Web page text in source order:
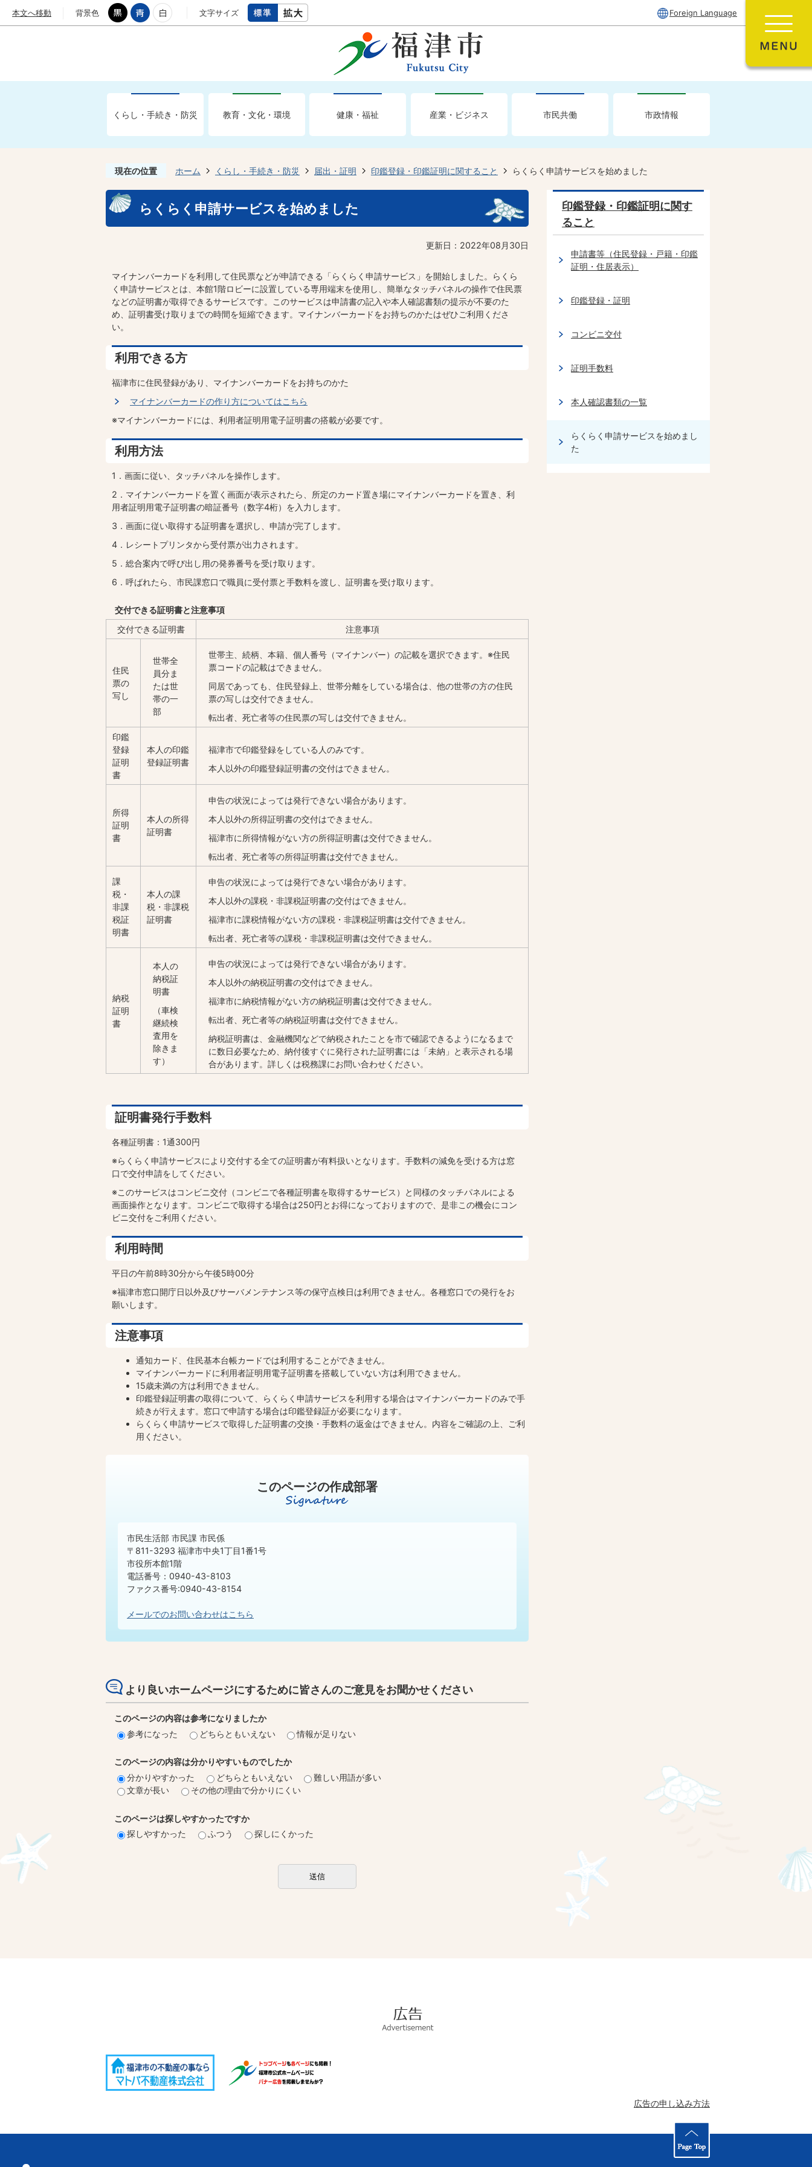
本文へ移動 背景色 文字サイズ Foreign Language
くらし・手続き・防災 教育・文化・環境 健康・福祉 産業・ビジネス 市民共働 市政情報
現在の位置 ホーム くらし・手続き・防災 届出・証明 印鑑登録・印鑑証明に関すること らくらく申請サービスを始めました
らくらく申請サービスを始めました
更新日：2022年08月30日
マイナンバーカードを利用して住民票などが申請できる「らくらく申請サービス」を開始しました。らくら
く申請サービスとは、本館1階ロビーに設置している専用端末を使用し、簡単なタッチパネルの操作で住民票
などの証明書が取得できるサービスです。このサービスは申請書の記入や本人確認書類の提示が不要のた
め、証明書受け取りまでの時間を短縮できます。マイナンバーカードをお持ちのかたはぜひご利用くださ
い。
利用できる方
福津市に住民登録があり、マイナンバーカードをお持ちのかた
マイナンバーカードの作り方についてはこちら
※マイナンバーカードには、利用者証明用電子証明書の搭載が必要です。
利用方法
1．画面に従い、タッチパネルを操作します。
2．マイナンバーカードを置く画面が表示されたら、所定のカード置き場にマイナンバーカードを置き、利
用者証明用電子証明書の暗証番号（数字4桁）を入力します。
3．画面に従い取得する証明書を選択し、申請が完了します。
4．レシートプリンタから受付票が出力されます。
5．総合案内で呼び出し用の発券番号を受け取ります。
6．呼ばれたら、市民課窓口で職員に受付票と手数料を渡し、証明書を受け取ります。
交付できる証明書と注意事項
交付できる証明書
注意事項
住民
票の
写し
世帯全
員分ま
たは世
帯の一
部
世帯主、続柄、本籍、個人番号（マイナンバー）の記載を選択できます。※住民
票コードの記載はできません。
同居であっても、住民登録上、世帯分離をしている場合は、他の世帯の方の住民
票の写しは交付できません。
転出者、死亡者等の住民票の写しは交付できません。
印鑑
登録
証明
書
本人の印鑑
登録証明書
福津市で印鑑登録をしている人のみです。
本人以外の印鑑登録証明書の交付はできません。
所得
証明
書
本人の所得
証明書
申告の状況によっては発行できない場合があります。
本人以外の所得証明書の交付はできません。
福津市に所得情報がない方の所得証明書は交付できません。
転出者、死亡者等の所得証明書は交付できません。
課
税・
非課
税証
明書
本人の課
税・非課税
証明書
申告の状況によっては発行できない場合があります。
本人以外の課税・非課税証明書の交付はできません。
福津市に課税情報がない方の課税・非課税証明書は交付できません。
転出者、死亡者等の課税・非課税証明書は交付できません。
納税
証明
書
本人の
納税証
明書
（車検
継続検
査用を
除きま
す）
申告の状況によっては発行できない場合があります。
本人以外の納税証明書の交付はできません。
福津市に納税情報がない方の納税証明書は交付できません。
転出者、死亡者等の納税証明書は交付できません。
納税証明書は、金融機関などで納税されたことを市で確認できるようになるまで
に数日必要なため、納付後すぐに発行された証明書には「未納」と表示される場
合があります。詳しくは税務課にお問い合わせください。
証明書発行手数料
各種証明書：1通300円
※らくらく申請サービスにより交付する全ての証明書が有料扱いとなります。手数料の減免を受ける方は窓
口で交付申請をしてください。
※このサービスはコンビニ交付（コンビニで各種証明書を取得するサービス）と同様のタッチパネルによる
画面操作となります。コンビニで取得する場合は250円とお得になっておりますので、是非この機会にコン
ビニ交付をご利用ください。
利用時間
平日の午前8時30分から午後5時00分
※福津市窓口開庁日以外及びサーバメンテナンス等の保守点検日は利用できません。各種窓口での発行をお
願いします。
注意事項
通知カード、住民基本台帳カードでは利用することができません。
マイナンバーカードに利用者証明用電子証明書を搭載していない方は利用できません。
15歳未満の方は利用できません。
印鑑登録証明書の取得について、らくらく申請サービスを利用する場合はマイナンバーカードのみで手
続きが行えます。窓口で申請する場合は印鑑登録証が必要になります。
らくらく申請サービスで取得した証明書の交換・手数料の返金はできません。内容をご確認の上、ご利
用ください。
このページの作成部署
市民生活部 市民課 市民係
〒811-3293 福津市中央1丁目1番1号
市役所本館1階
電話番号：0940-43-8103
ファクス番号:0940-43-8154
メールでのお問い合わせはこちら
より良いホームページにするために皆さんのご意見をお聞かせください
このページの内容は参考になりましたか
参考になった
どちらともいえない 情報が足りない
このページの内容は分かりやすいものでしたか
分かりやすかった
どちらともいえない
難しい用語が多い
文章が長い
その他の理由で分かりにくい
このページは探しやすかったですか
探しやすかった
ふつう 探しにくかった
印鑑登録・印鑑証明に関す
ること
申請書等（住民登録・戸籍・印鑑
証明・住居表示）
印鑑登録・証明
コンビニ交付
証明手数料
本人確認書類の一覧
らくらく申請サービスを始めまし
た
告
広告の申し込み方法